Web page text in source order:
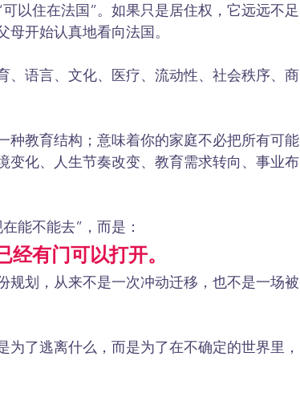
以住在法国”。如果只是居住权，它远远不足
开始认真地看向法国。
、语言、文化、医疗、流动性、社会秩序、商
种教育结构；意味着你的家庭不必把所有可能
变化、人生节奏改变、教育需求转向、事业布
能不能去”，而是：
有门可以打开。
规划，从来不是一次冲动迁移，也不是一场被
了逃离什么，而是为了在不确定的世界里，